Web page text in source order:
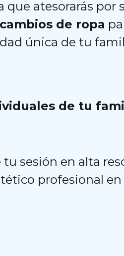
que atesorarás por
de ropa
única de tu
de tu
tu sesión en alta
profesional